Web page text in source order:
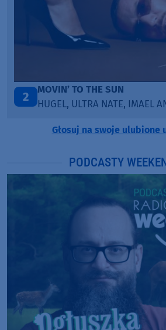
3
LEGENDARY LOVERS (SAVE ME)
KATY PERRY & CHIEF KEEF
Głosuj na swoje ulubione
PODCASTY